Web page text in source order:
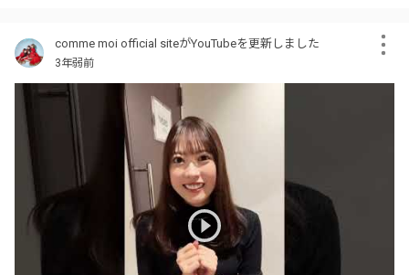
comme moi official siteがYouTubeを更新しました
3年弱前